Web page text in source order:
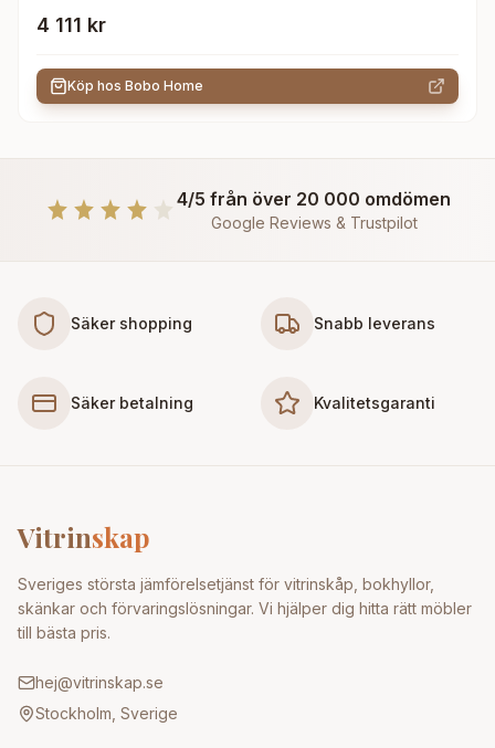
4 111 kr
Köp hos Bobo Home
4/5 från över 20 000 omdömen
Google Reviews & Trustpilot
Säker shopping Snabb leverans
Säker betalning Kvalitetsgaranti
Vitrinskap
Sveriges största jämförelsetjänst för vitrinskåp, bokhyllor,
skänkar och förvaringslösningar. Vi hjälper dig hitta rätt möbler
till bästa pris.
hej@vitrinskap.se
Stockholm, Sverige